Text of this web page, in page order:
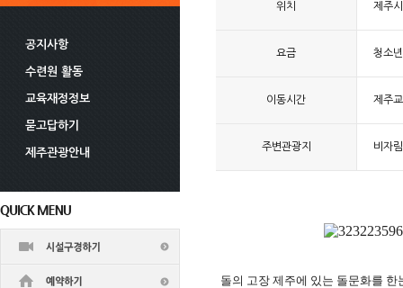
공지사항
수련원 활동
교육재정정보
묻고답하기
제주관광안내
위치 제주
요금 청소
이동시간 제주
주변관광지 비자
돌의 고장 제주에 있는 돌문화를